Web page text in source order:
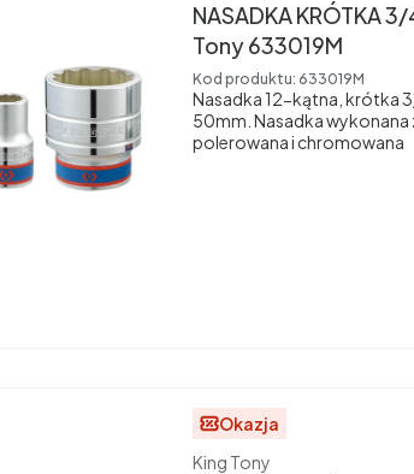
NASADKA KRÓTKA
Tony 633019M
Kod produktu: 633019M
Nasadka 12-kątna, krótka
50mm. Nasadka
polerowana i chromowana
Okazja
Producent
King Tony